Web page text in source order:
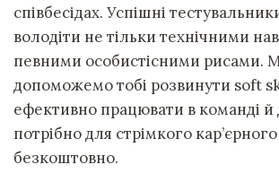
співбесідах. Успішні
володіти не тільки технічними
певними особистісними рисами.
допоможемо тобі розвинути soft
ефективно працювати в команді й
потрібно для стрімкого
безкоштовно.